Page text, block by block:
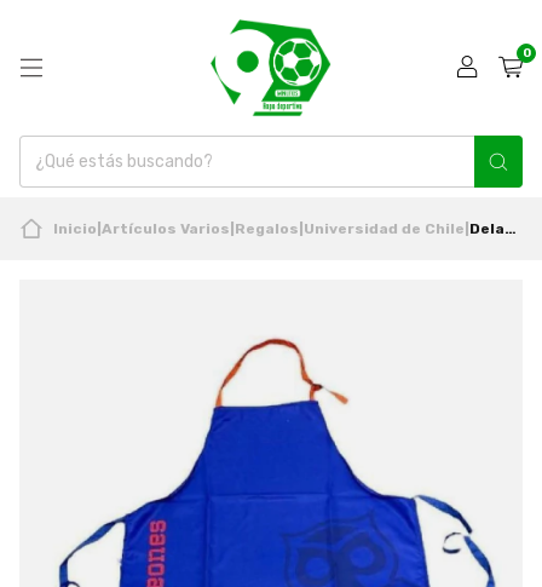
0
Inicio Artículos Varios Regalos Universidad de Chile Delantal De Cocina Universidad De Chile 80x70 Nuevo Oficial